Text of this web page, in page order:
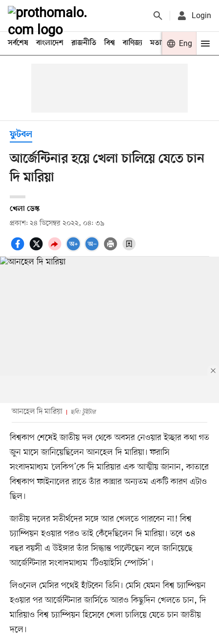
Login
সর্বশেষ বাংলাদেশ রাজনীতি বিশ্ব বাণিজ্য মতামত খেলা
Eng
ফুটবল
আর্জেন্টিনার হয়ে খেলা চালিয়ে যেতে চান
দি মারিয়া
খেলা ডেস্ক
প্রকাশ: ২৪ ডিসেম্বর ২০২২, ০৪: ৩৯
আনহেল দি মারিয়া ছবি: টুইটার
বিশ্বকাপ শেষেই জাতীয় দল থেকে অবসর নেওয়ার ইচ্ছার কথা গত
জুন মাসে জানিয়েছিলেন আনহেল দি মারিয়া। ফরাসি
সংবাদমাধ্যম ‘লেকিপ’কে দি মারিয়ার এক আত্মীয় জানান, কাতারে
বিশ্বকাপ ফাইনালের রাতে তাঁর কান্নার অন্যতম একটি কারণ এটাও
ছিল।
জাতীয় দলের সতীর্থদের সঙ্গে আর খেলতে পারবেন না! বিশ্ব
চ্যাম্পিয়ন হওয়ার পরও তাই কেঁদেছিলেন দি মারিয়া। তবে ৩৪
বছর বয়সী এ উইঙ্গার তাঁর সিদ্ধান্ত পাল্টেছেন বলে জানিয়েছে
আর্জেন্টিনার সংবাদমাধ্যম ‘টিওয়াইসি স্পোর্টস’।
লিওনেল মেসির পথেই হাঁটবেন তিনি। মেসি যেমন বিশ্ব চ্যাম্পিয়ন
হওয়ার পর আর্জেন্টিনার জার্সিতে আরও কিছুদিন খেলতে চান, দি
মারিয়াও বিশ্ব চ্যাম্পিয়ন হিসেবে খেলা চালিয়ে যেতে চান জাতীয়
দলে।